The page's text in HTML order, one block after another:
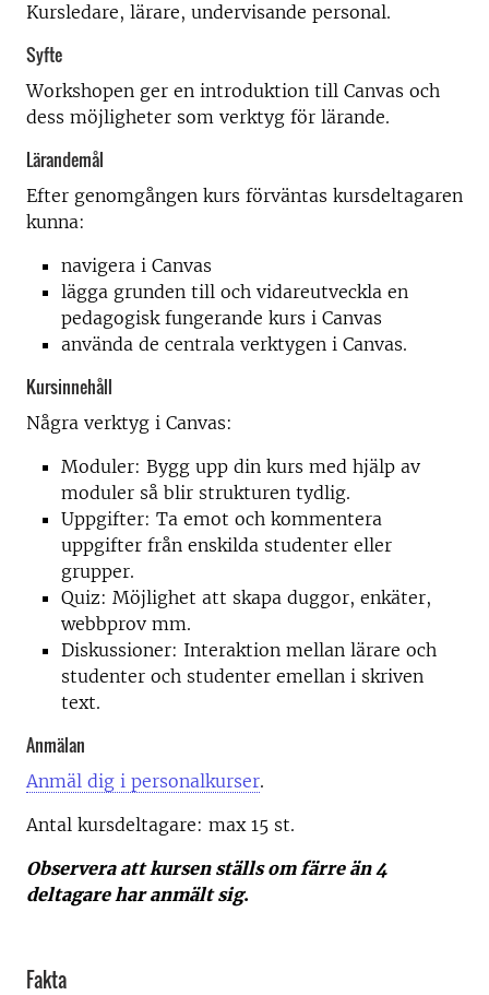
Kursledare, lärare, undervisande personal.
Syfte
Workshopen ger en introduktion till Canvas och
dess möjligheter som verktyg för lärande.
Lärandemål
Efter genomgången kurs förväntas kursdeltagaren
kunna:
navigera i Canvas
lägga grunden till och vidareutveckla en
pedagogisk fungerande kurs i Canvas
använda de centrala verktygen i Canvas.
Kursinnehåll
Några verktyg i Canvas:
Moduler: Bygg upp din kurs med hjälp av
moduler så blir strukturen tydlig.
Uppgifter: Ta emot och kommentera
uppgifter från enskilda studenter eller
grupper.
Quiz: Möjlighet att skapa duggor, enkäter,
webbprov mm.
Diskussioner: Interaktion mellan lärare och
studenter och studenter emellan i skriven
text.
Anmälan
Anmäl dig i personalkurser.
Antal kursdeltagare: max 15 st.
Observera att kursen ställs om färre än 4
deltagare har anmält sig.
Fakta